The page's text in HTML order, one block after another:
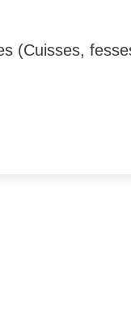
(Cuisses,